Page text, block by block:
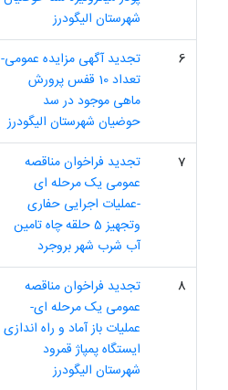
ﺷﻬﺮﺳﺘﺎن اﻟﯿﮕﻮدرز
6
تجدید آگهی مزایده عمومی-
تعداد 10 قفس پرورش
ماهی موجود در سد
حوضیان شهرستان الیگودرز
7
تجدید فراخوان مناقصه
عمومی یک مرحله ای
-عملیات اجرایی حفاری
وتجهیز 5 حلقه چاه تامین
آب شرب شهر بروجرد
8
تجدید فراخوان مناقصه
عمومی یک مرحله ای-
عملیات باز آماد و راه اندازی
ایستگاه پمپاژ قمرود
شهرستان الیگودرز